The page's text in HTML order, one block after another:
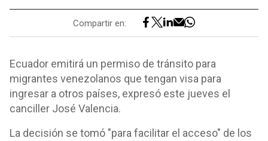
Compartir en:
Ecuador emitirá un permiso de tránsito para
migrantes venezolanos que tengan visa para
ingresar a otros países, expresó este jueves el
canciller José Valencia.
La decisión se tomó "para facilitar el acceso" de los